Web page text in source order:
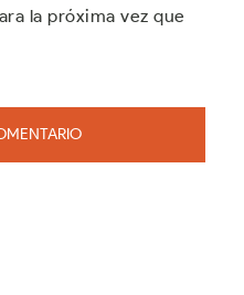
la próxima vez que